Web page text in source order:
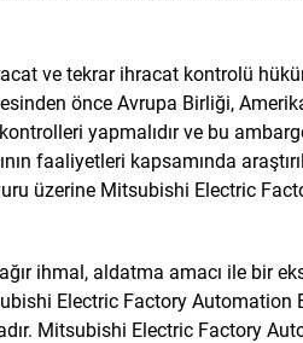
ve tekrar ihracat kontrolü
önce Avrupa Birliği,
yapmalıdır ve bu
faaliyetleri kapsamında
üzerine Mitsubishi Electric
ihmal, aldatma amacı ile bir
Electric Factory
Mitsubishi Electric Factory